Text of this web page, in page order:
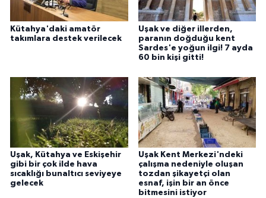
Kütahya'daki amatör
takımlara destek verilecek
Uşak ve diğer illerden,
paranın doğduğu kent
Sardes'e yoğun ilgi! 7 ayda
60 bin kişi gitti!
Uşak, Kütahya ve Eskişehir
gibi bir çok ilde hava
sıcaklığı bunaltıcı seviyeye
gelecek
Uşak Kent Merkezi'ndeki
çalışma nedeniyle oluşan
tozdan şikayetçi olan
esnaf, işin bir an önce
bitmesini istiyor